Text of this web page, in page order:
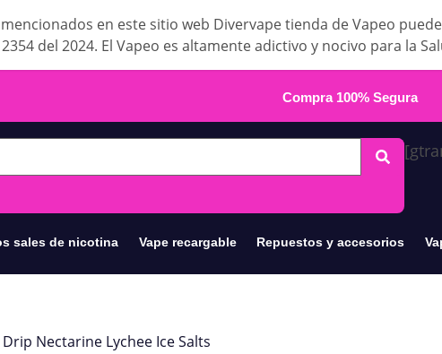
en este sitio web Divervape tienda de Vapeo
del 2024. El Vapeo es altamente adictivo y nocivo para la
Compra 100% Segura
sales de nicotina Vape recargable Repuestos y accesorios
Drip Nectarine Lychee Ice Salts